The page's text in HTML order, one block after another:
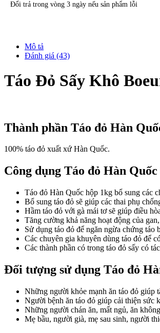
Đổi trả trong vòng 3 ngày nếu sản phẩm lỗi
Mô tả
Đánh giá (43)
Táo Đỏ Sấy Khô
Thành phần Táo đỏ Hàn
100% táo đỏ xuất xứ Hàn Quốc.
Công dụng Táo đỏ Hàn
Táo đỏ Hàn Quốc hộp 1kg bổ sung các
Bổ sung táo đỏ sẽ giúp các thai phụ
Hầm táo đỏ với gà mái tơ sẽ giúp điều
Tăng cường khả năng hoạt động của
Sử dụng táo đỏ để ngăn ngừa chứng táo
Các chuyên gia khuyên dùng táo đỏ để
Các thành phần có trong táo đỏ sấy có
Đối tượng sử dụng Táo đỏ
Những người khỏe mạnh ăn táo đỏ giúp
Người bệnh ăn táo đỏ giúp cải thiện sức
Những người chán ăn, mất ngủ, ăn
Mẹ bầu, người già, mẹ sau sinh, người